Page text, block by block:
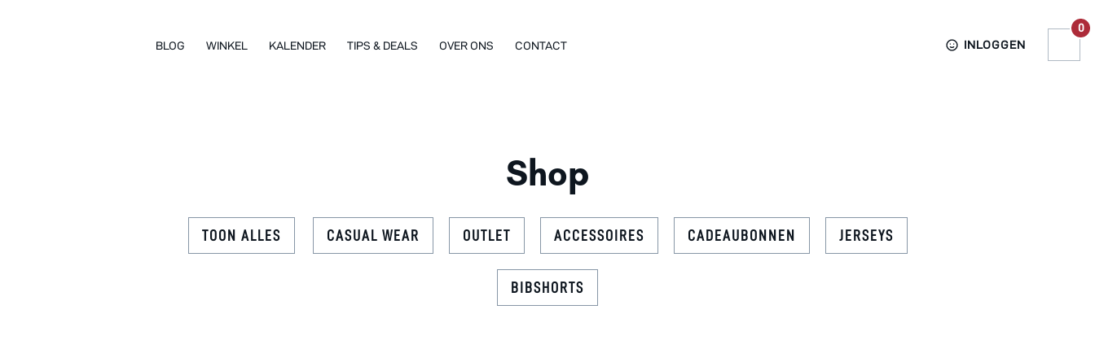
INLOGGEN
0
BLOG
WINKEL KALENDER TIPS & DEALS OVER ONS CONTACT
Shop
TOON ALLES CASUAL WEAR OUTLET ACCESSOIRES CADEAUBONNEN JERSEYS
BIBSHORTS